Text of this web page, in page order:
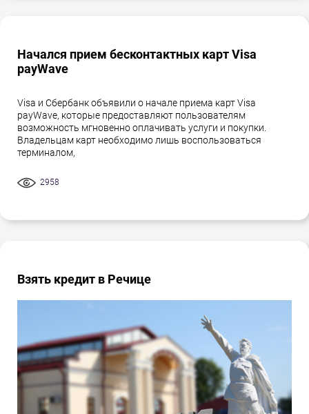
Начался прием бесконтактных карт Visa
payWave
Visa и Сбербанк объявили о начале приема карт Visa
payWave, которые предоставляют пользователям
возможность мгновенно оплачивать услуги и покупки.
Владельцам карт необходимо лишь воспользоваться
терминалом,
2958
Взять кредит в Речице